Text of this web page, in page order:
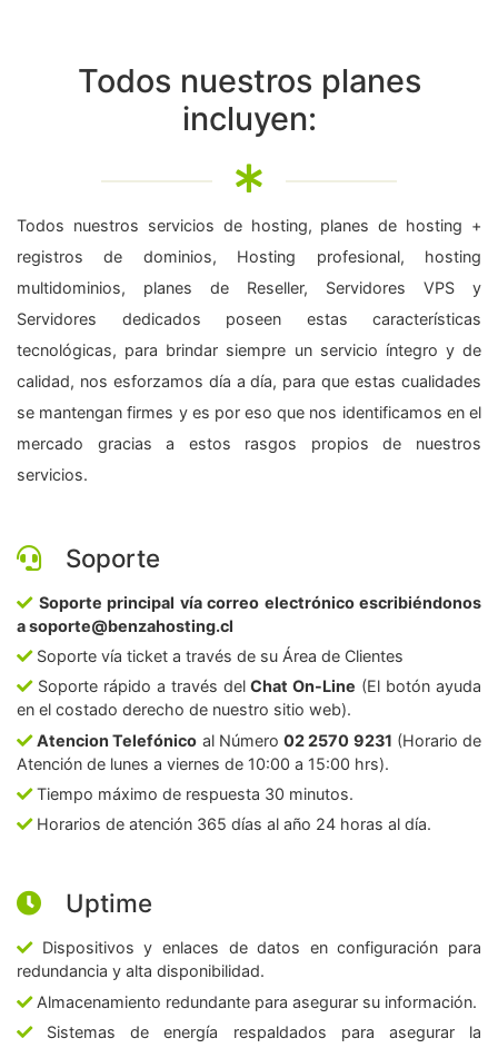
Todos nuestros planes
incluyen:
Todos nuestros servicios de hosting, planes de hosting +
registros de dominios, Hosting profesional, hosting
multidominios, planes de Reseller, Servidores VPS y
Servidores dedicados poseen estas características
tecnológicas, para brindar siempre un servicio íntegro y de
calidad, nos esforzamos día a día, para que estas cualidades
se mantengan firmes y es por eso que nos identificamos en el
mercado gracias a estos rasgos propios de nuestros
servicios.
Soporte
Soporte principal vía correo electrónico escribiéndonos
a soporte@benzahosting.cl
Soporte vía ticket a través de su Área de Clientes
Soporte rápido a través delChat On-Line (El botón ayuda
en el costado derecho de nuestro sitio web).
Atencion Telefónico al Número02 2570 9231 (Horario de
Atención de lunes a viernes de 10:00 a 15:00 hrs).
Tiempo máximo de respuesta 30 minutos.
Horarios de atención 365 días al año 24 horas al día.
Uptime
Dispositivos y enlaces de datos en configuración para
redundancia y alta disponibilidad.
Almacenamiento redundante para asegurar su información.
Sistemas de energía respaldados para asegurar la